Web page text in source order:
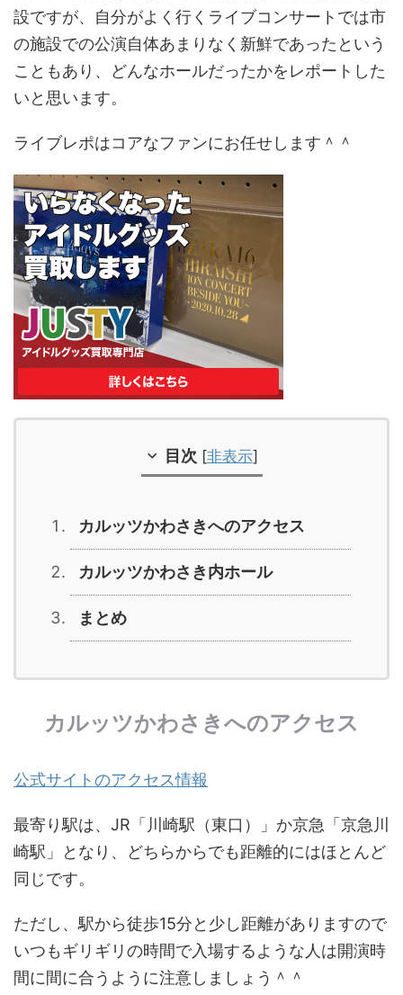
設ですが、自分がよく行くライブコンサートでは市
の施設での公演自体あまりなく新鮮であったという
こともあり、どんなホールだったかをレポートした
いと思います。
ライブレポはコアなファンにお任せします＾＾
目次 [非表示]
カルッツかわさきへのアクセス
カルッツかわさき内ホール
まとめ
カルッツかわさきへのアクセス
公式サイトのアクセス情報
最寄り駅は、JR「川崎駅（東口）」か京急「京急川
崎駅」となり、どちらからでも距離的にはほとんど
同じです。
ただし、駅から徒歩15分と少し距離がありますので
いつもギリギリの時間で入場するような人は開演時
間に間に合うように注意しましょう＾＾